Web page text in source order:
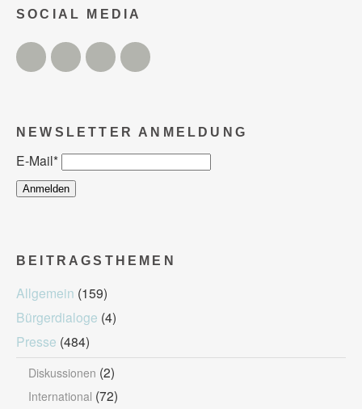
SOCIAL MEDIA
Twitter FacebookInstagram
NEWSLETTER ANMELDUNG
E-Mail*
BEITRAGSTHEMEN
Allgemein (159)
Bürgerdialoge (4)
Presse (484)
Diskussionen (2)
International (72)